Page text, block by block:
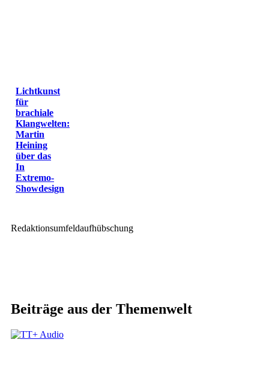
Lichtkunst
für
brachiale
Klangwelten:
Martin
Heining
über das
In
Extremo-
Showdesign
Redaktionsumfeldaufhübschung
Beiträge aus der Themenwelt